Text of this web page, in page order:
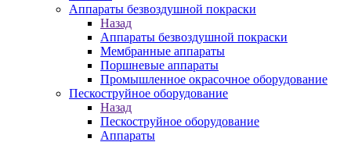
Аппараты безвоздушной покраски
Назад
Аппараты безвоздушной покраски
Мембранные аппараты
Поршневые аппараты
Промышленное окрасочное оборудование
Пескоструйное оборудование
Назад
Пескоструйное оборудование
Аппараты